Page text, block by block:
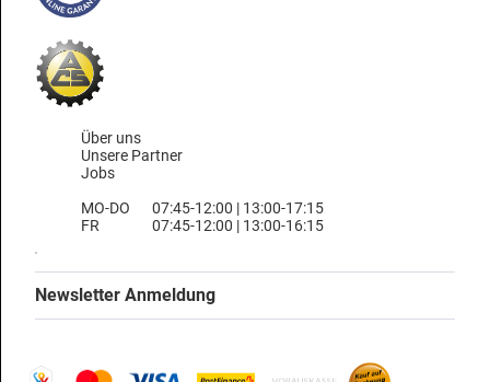
Über uns
Unsere Partner
Jobs
MO-DO
FR
07:45-12:00 | 13:00-17:15
07:45-12:00 | 13:00-16:15
Newsletter Anmeldung